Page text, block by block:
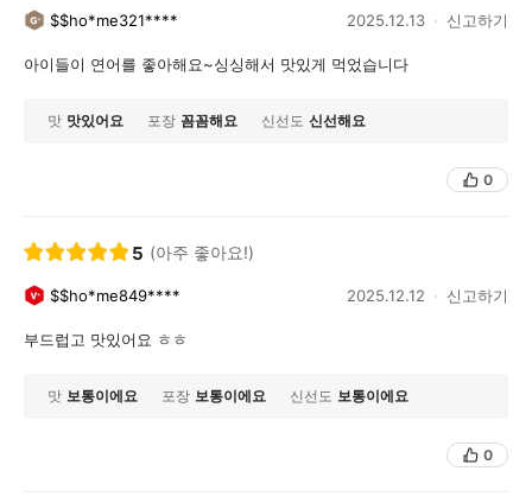
$$ho*me321**** 2025.12.13 신고하기
아이들이 연어를 좋아해요~싱싱해서 맛있게 먹었습니다
맛 맛있어요 포장 꼼꼼해요 신선도 신선해요
0
5 (아주 좋아요!)
$$ho*me849**** 2025.12.12 신고하기
부드럽고 맛있어요 ㅎㅎ
맛 보통이에요 포장 보통이에요 신선도 보통이에요
0